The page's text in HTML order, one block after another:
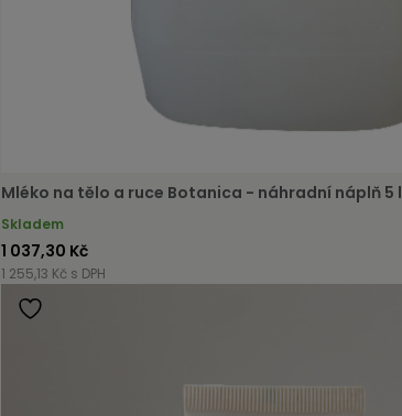
Mléko na tělo a ruce Botanica - náhradní náplň 5 l
Skladem
1 037,30 Kč
1 255,13 Kč s DPH